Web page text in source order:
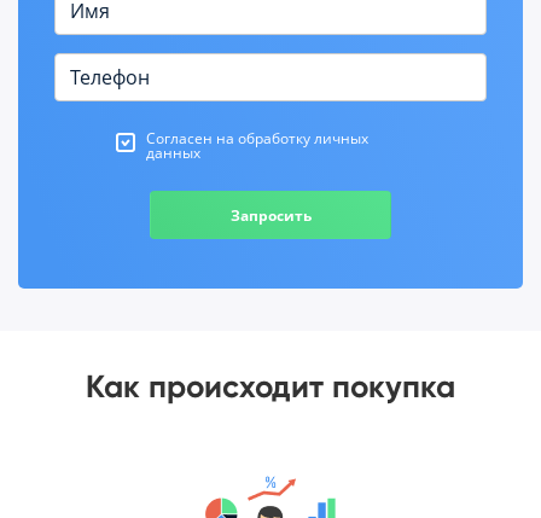
Согласен на обработку личных
данных
Запросить
Как происходит покупка